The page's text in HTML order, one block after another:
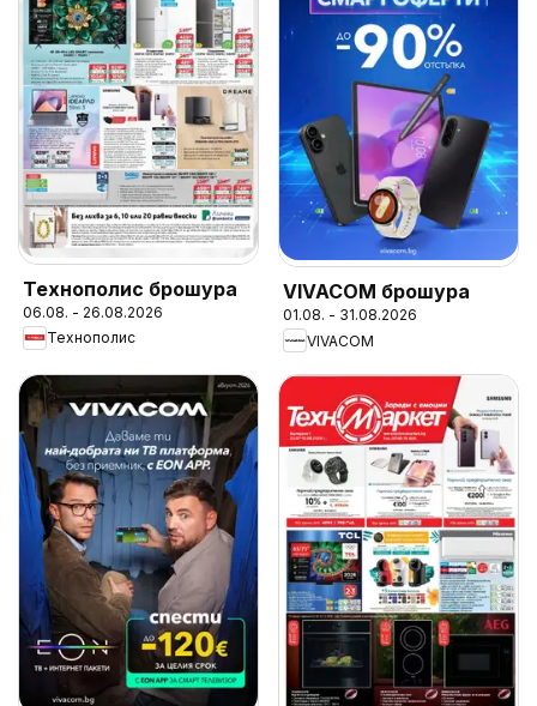
Технополис брошура
06.08. - 26.08.2026
Технополис
VIVACOM брошура
01.08. - 31.08.2026
VIVACOM